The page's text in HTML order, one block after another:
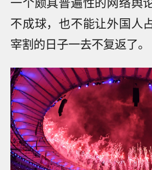
不成球，也不能让外国人
宰割的日子一去不复返了。